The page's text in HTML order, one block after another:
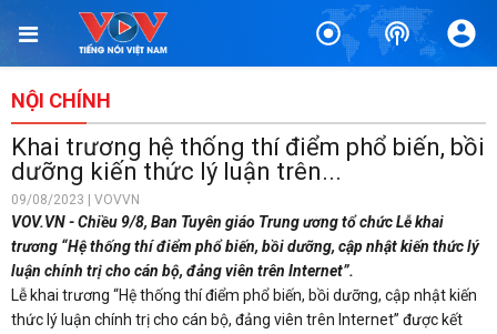
NỘI CHÍNH
Khai trương hệ thống thí điểm phổ biến, bồi
dưỡng kiến thức lý luận trên...
09/08/2023 | VOVVN
VOV.VN - Chiều 9/8, Ban Tuyên giáo Trung ương tổ chức Lễ khai
trương “Hệ thống thí điểm phổ biến, bồi dưỡng, cập nhật kiến thức lý
luận chính trị cho cán bộ, đảng viên trên Internet”.
Lễ khai trương “Hệ thống thí điểm phổ biến, bồi dưỡng, cập nhật kiến
thức lý luận chính trị cho cán bộ, đảng viên trên Internet” được kết